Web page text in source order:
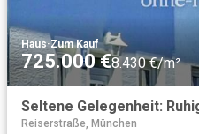
Haus·Zum Kauf
725.000 €8.430 €/m²
Reiserstraße, München